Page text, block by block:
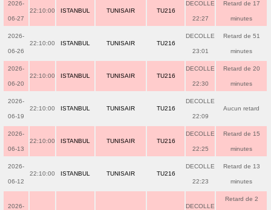
2026-
06-27
22:10:00 ISTANBUL TUNISAIR TU216
DECOLLE
22:27
Retard de 17
minutes
2026-
06-26
22:10:00 ISTANBUL TUNISAIR TU216
DECOLLE
23:01
Retard de 51
minutes
2026-
06-20
22:10:00 ISTANBUL TUNISAIR TU216
DECOLLE
22:30
Retard de 20
minutes
2026-
06-19
22:10:00 ISTANBUL TUNISAIR TU216
DECOLLE
22:09
Aucun retard
2026-
06-13
22:10:00 ISTANBUL TUNISAIR TU216
DECOLLE
22:25
Retard de 15
minutes
2026-
06-12
22:10:00 ISTANBUL TUNISAIR TU216
DECOLLE
22:23
Retard de 13
minutes
2026- DECOLLE
Retard de 2